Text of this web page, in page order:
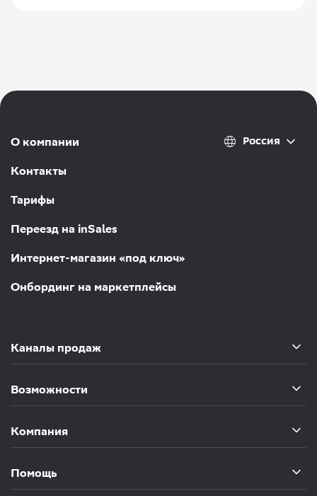
О компании
Контакты
Тарифы
Переезд на inSales
Интернет-магазин «под ключ»
Онбординг на маркетплейсы
Россия
Каналы продаж
Возможности
Компания
Помощь